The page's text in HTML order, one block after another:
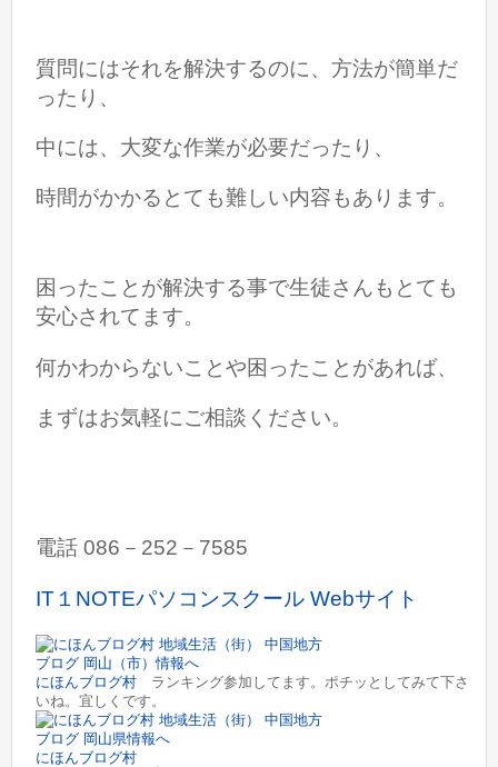
質問にはそれを解決するのに、方法が簡単だ
ったり、
中には、大変な作業が必要だったり、
時間がかかるとても難しい内容もあります。
困ったことが解決する事で生徒さんもとても
安心されてます。
何かわからないことや困ったことがあれば、
まずはお気軽にご相談ください。
電話 086－252－7585
IT１NOTEパソコンスクール Webサイト
にほんブログ村 ランキング参加してます。ポチッとしてみて下さ
いね。宜しくです。
にほんブログ村